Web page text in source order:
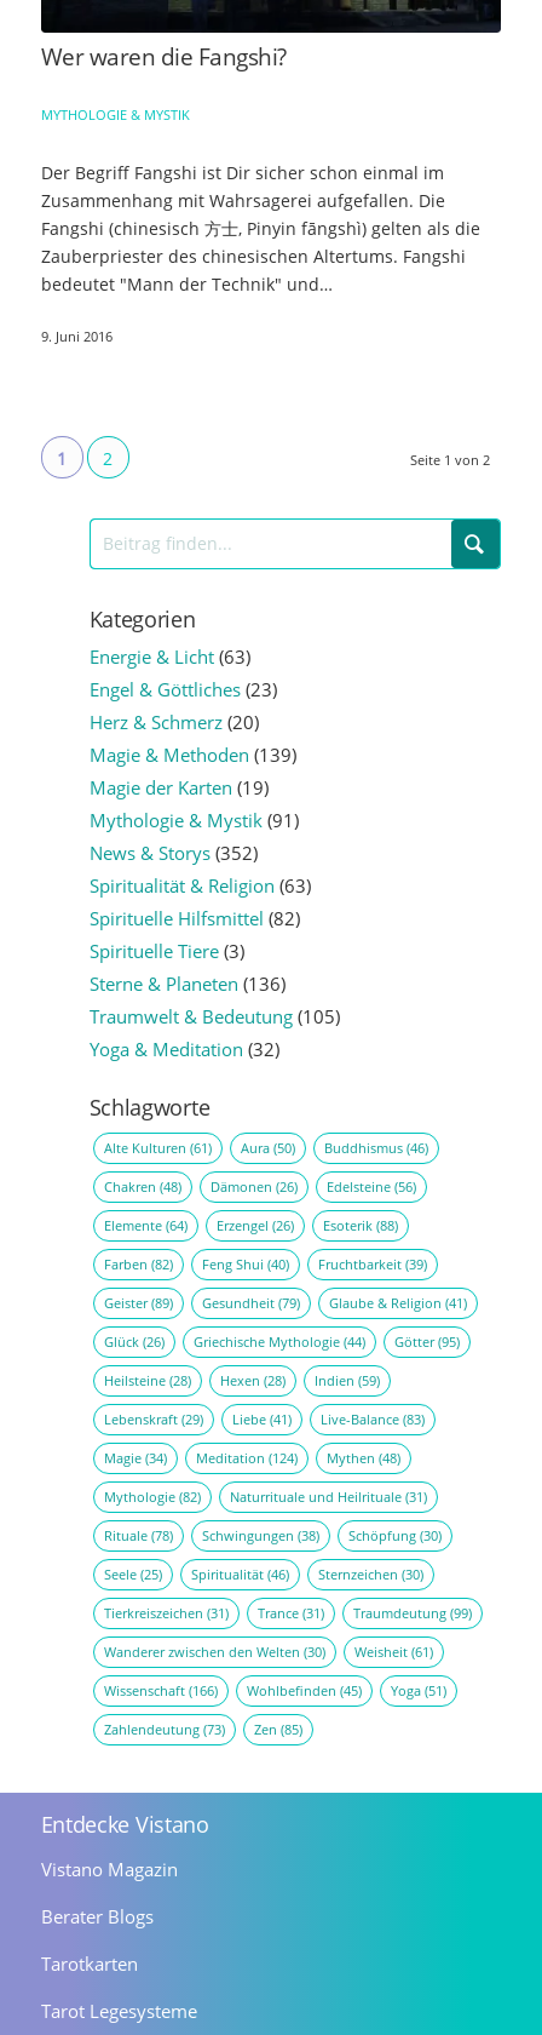
Wer waren die Fangshi?
MYTHOLOGIE & MYSTIK
Der Begriff Fangshi ist Dir sicher schon einmal im
Zusammenhang mit Wahrsagerei aufgefallen. Die
Fangshi (chinesisch 方士, Pinyin fāngshì) gelten als die
Zauberpriester des chinesischen Altertums. Fangshi
bedeutet "Mann der Technik" und…
9. Juni 2016
Seite 1 von 2
1 2
Kategorien
Energie & Licht(63)
Engel & Göttliches(23)
Herz & Schmerz(20)
Magie & Methoden (139)
Magie der Karten (19)
Mythologie & Mystik(91)
News & Storys(352)
Spiritualität & Religion (63)
Spirituelle Hilfsmittel (82)
Spirituelle Tiere(3)
Sterne & Planeten (136)
Traumwelt & Bedeutung(105)
Yoga & Meditation (32)
Schlagworte
Alte Kulturen (61) Aura(50) Buddhismus(46)
Chakren (48) Dämonen (26) Edelsteine(56)
Elemente(64) Erzengel (26) Esoterik(88)
Farben (82) Feng Shui (40) Fruchtbarkeit(39)
Geister(89) Gesundheit(79) Glaube & Religion (41)
Glück(26) Griechische Mythologie(44) Götter(95)
Heilsteine(28) Hexen (28) Indien (59)
Lebenskraft(29) Liebe(41) Live-Balance(83)
Magie(34) Meditation (124) Mythen (48)
Mythologie(82) Naturrituale und Heilrituale(31)
Rituale(78) Schwingungen (38) Schöpfung(30)
Seele(25) Spiritualität(46) Sternzeichen (30)
Tierkreiszeichen (31) Trance(31) Traumdeutung(99)
Wanderer zwischen den Welten (30) Weisheit(61)
Wissenschaft(166) Wohlbefinden (45) Yoga(51)
Zahlendeutung(73) Zen (85)
Entdecke Vistano
Vistano Magazin
Berater Blogs
Tarotkarten
Tarot Legesysteme